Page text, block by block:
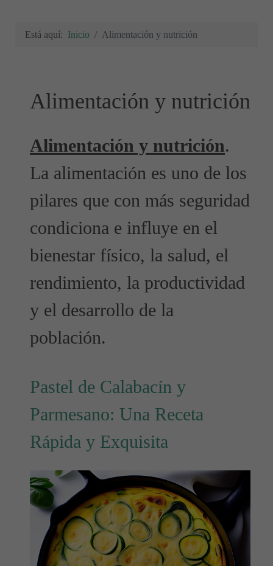
Está aquí: Inicio Alimentación y nutrición
Alimentación y nutrición
Alimentación y nutrición.
La alimentación es uno de los
pilares que con más seguridad
condiciona e influye en el
bienestar físico, la salud, el
rendimiento, la productividad
y el desarrollo de la
población.
Pastel de Calabacín y
Parmesano: Una Receta
Rápida y Exquisita